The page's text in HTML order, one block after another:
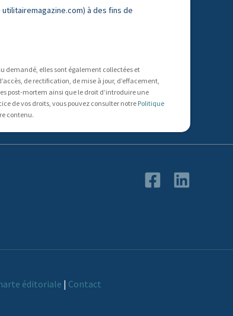
à des fins de
demandé, elles sont également collectées et
de rectification, de mise à jour, d’effacement,
post-mortem ainsi que le droit d’introduire une
de vos droits, vous pouvez consulter notre Politique
contenu.
éditoriale | Contact